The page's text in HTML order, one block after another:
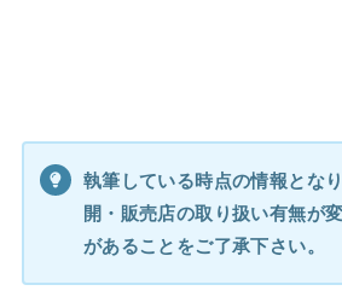
執筆している時点の情報とな
開・販売店の取り扱い有無が
があることをご了承下さい。